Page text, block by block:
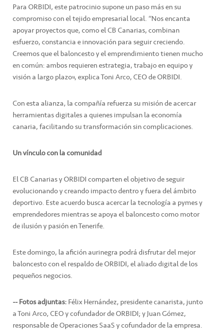
Para ORBIDI, este patrocinio supone un paso más en su
compromiso con el tejido empresarial local. “Nos encanta
apoyar proyectos que, como el CB Canarias, combinan
esfuerzo, constancia e innovación para seguir creciendo.
Creemos que el baloncesto y el emprendimiento tienen mucho
en común: ambos requieren estrategia, trabajo en equipo y
visión a largo plazo”, explica Toni Arco, CEO de ORBIDI.
Con esta alianza, la compañía refuerza su misión de acercar
herramientas digitales a quienes impulsan la economía
canaria, facilitando su transformación sin complicaciones.
Un vínculo con la comunidad
El CB Canarias y ORBIDI comparten el objetivo de seguir
evolucionando y creando impacto dentro y fuera del ámbito
deportivo. Este acuerdo busca acercar la tecnología a pymes y
emprendedores mientras se apoya el baloncesto como motor
de ilusión y pasión en Tenerife.
Este domingo, la afición aurinegra podrá disfrutar del mejor
baloncesto con el respaldo de ORBIDI, el aliado digital de los
pequeños negocios.
-- Fotos adjuntas:Félix Hernández, presidente canarista, junto
a Toni Arco, CEO y cofundador de ORBIDI; y Juan Gómez,
responsable de Operaciones SaaS y cofundador de la empresa.